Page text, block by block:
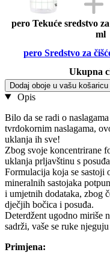
pero Tekuće sredstvo
ml
pero Sredstvo za
Ukupna
Dodaj oboje u vašu košaricu
Opis
Bilo da se radi o
tvrdokornim naslagama,
uklanja ih sve!
Zbog svoje koncentrirane
uklanja prljavštinu s
Formulacija koja se
mineralnih sastojaka
i umjetnih dodataka, zbog
dječjih bočica i posuđa.
Deterdžent ugodno miriše
sadrži, vaše se ruke
Primjena: